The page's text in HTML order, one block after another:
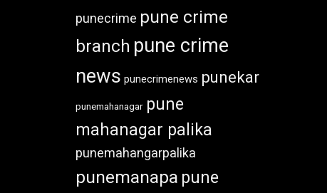
punecrime pune crime
branch pune crime
news punecrimenews punekar
punemahanagar pune
mahanagar palika
punemahangarpalika
punemanapa pune